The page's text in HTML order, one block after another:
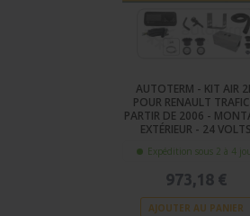
AUTOTERM - KIT AIR
POUR RENAULT
PARTIR DE 2006 -
EXTÉRIEUR - 24 VOLTS
Expédition sous 2 à 4
973,18 €
AJOUTER AU PANIER